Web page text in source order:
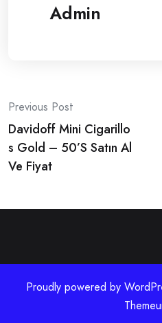
Admin
Post
navigation
Previous Post
Davidoff Mini Cigarillo
s Gold – 50’S Satın Al
Ve Fiyat
Proudly powered by